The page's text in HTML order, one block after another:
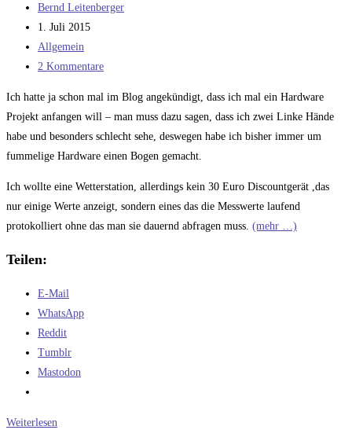
Hölle
der
Cross-
Plattformentwicklung
Beitrags-
Autor:
Bernd Leitenberger
Beitrag
veröffentlicht:
1. Juli 2015
Beitrags-
Kategorie:
Allgemein
Beitrags-
2 Kommentare
Ich hatte ja schon mal im Blog angekündigt, dass ich mal ein Hardware
Projekt anfangen will – man muss dazu sagen, dass ich zwei Linke Hände
habe und besonders schlecht sehe, deswegen habe ich bisher immer um
fummelige Hardware einen Bogen gemacht.
Ich wollte eine Wetterstation, allerdings kein 30 Euro Discountgerät ,das
nur einige Werte anzeigt, sondern eines das die Messwerte laufend
protokolliert ohne das man sie dauernd abfragen muss. (mehr …)
Teilen:
E-Mail
WhatsApp
Reddit
Tumblr
Mastodon
Weiterlesen